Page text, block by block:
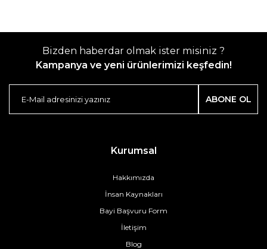
Bizden haberdar olmak ister misiniz ?
Kampanya ve yeni ürünlerimizi keşfedin!
ABONE OL
Kurumsal
Hakkımızda
İnsan Kaynakları
Bayi Başvuru Form
İletişim
Blog